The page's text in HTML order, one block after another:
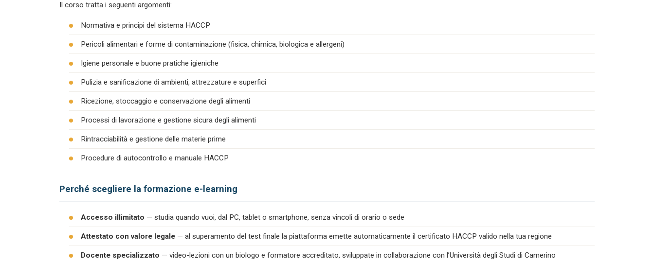
Il corso tratta i seguenti argomenti:
Normativa e principi del sistema HACCP
Pericoli alimentari e forme di contaminazione (fisica, chimica, biologica e allergeni)
Igiene personale e buone pratiche igieniche
Pulizia e sanificazione di ambienti, attrezzature e superfici
Ricezione, stoccaggio e conservazione degli alimenti
Processi di lavorazione e gestione sicura degli alimenti
Rintracciabilità e gestione delle materie prime
Procedure di autocontrollo e manuale HACCP
Perché scegliere la formazione e-learning
Accesso illimitato — studia quando vuoi, dal PC, tablet o smartphone, senza vincoli di orario o sede
Attestato con valore legale — al superamento del test finale la piattaforma emette automaticamente il certificato HACCP valido nella tua regione
Docente specializzato — video-lezioni con un biologo e formatore accreditato, sviluppate in collaborazione con l’Università degli Studi di Camerino